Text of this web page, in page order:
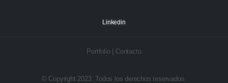
Linkedin
Portfolio| Contacto
© Copyright 2023. Todos los derechos reservados.